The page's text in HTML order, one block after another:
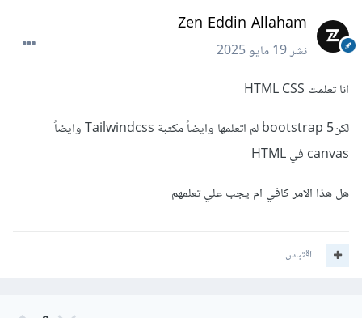
Zen Eddin Allaham
نشر19 مايو 2025
انا تعلمت HTML CSS
لكنbootstrap 5 لم اتعلمها وايضاً مكتبة Tailwindcss وايضاً
canvas في HTML
هل هذا الامر كافي ام يجب علي تعلمهم
اقتباس